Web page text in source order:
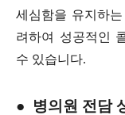
세심함을 유지하
려하여 성공적인
수 있습니다.
● 병의원 전담